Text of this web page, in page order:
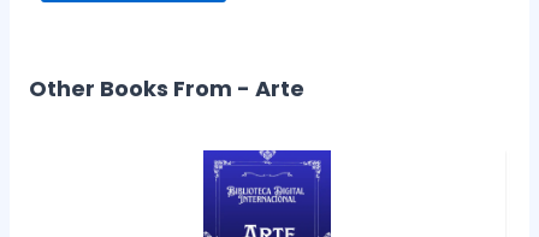
Other Books From - Arte